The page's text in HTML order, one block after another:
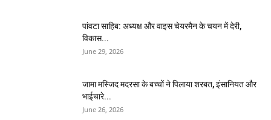
पांवटा साहिब: अध्यक्ष और वाइस चेयरमैन के चयन में देरी,
विकास...
June 29, 2026
जामा मस्जिद मदरसा के बच्चों ने पिलाया शरबत, इंसानियत और
भाईचारे...
June 26, 2026